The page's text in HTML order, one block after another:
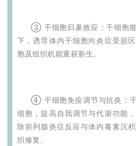
③ 干细胞归巢效应：干细胞
下，诱导体内干细胞向炎症受损
胞及组织机能重获新生。
④ 干细胞免疫调节与抗炎：
细胞，提高自我调节与代谢功能
除前列腺炎症反应与体内毒素沉
织修复。